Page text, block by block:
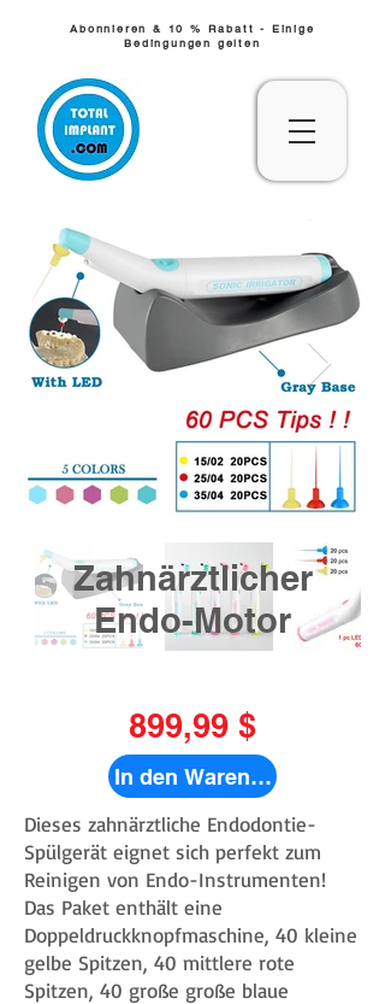
Abonnieren & 10 % Rabatt - Einige
Bedingungen gelten
Zahnärztlicher
Endo-Motor
899,99 $
In den Warenkorb
Dieses zahnärztliche Endodontie-
Spülgerät eignet sich perfekt zum
Reinigen von Endo-Instrumenten!
Das Paket enthält eine
Doppeldruckknopfmaschine, 40 kleine
gelbe Spitzen, 40 mittlere rote
Spitzen, 40 große große blaue